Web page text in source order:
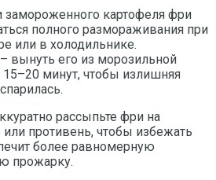
картофеля фри
полного размораживания при
или в холодильнике.
вынуть его из морозильной
минут, чтобы излишняя
рассыпьте фри на
противень, чтобы избежать
более равномерную
прожарку.